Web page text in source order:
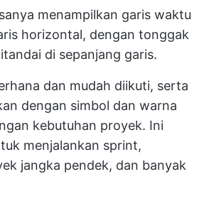
menampilkan garis waktu
horizontal, dengan tonggak
di sepanjang garis.
dan mudah diikuti, serta
dengan simbol dan warna
kebutuhan proyek. Ini
menjalankan sprint,
jangka pendek, dan banyak